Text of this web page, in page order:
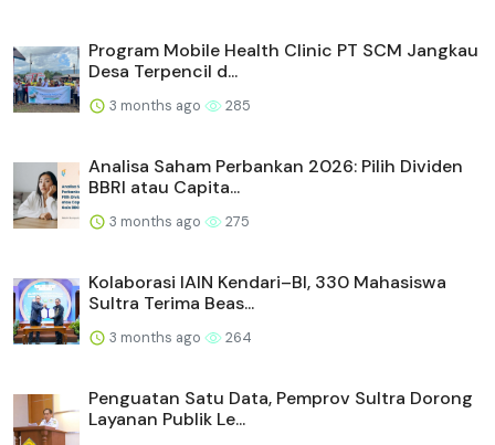
Program Mobile Health Clinic PT SCM Jangkau
Desa Terpencil d...
3 months ago 285
Analisa Saham Perbankan 2026: Pilih Dividen
BBRI atau Capita...
3 months ago 275
Kolaborasi IAIN Kendari–BI, 330 Mahasiswa
Sultra Terima Beas...
3 months ago 264
Penguatan Satu Data, Pemprov Sultra Dorong
Layanan Publik Le...